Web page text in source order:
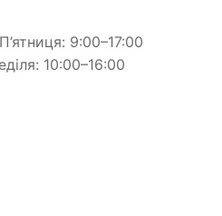
9:00–17:00
10:00–16:00